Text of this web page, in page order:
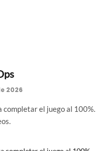
2026
completar el juego al 100%.